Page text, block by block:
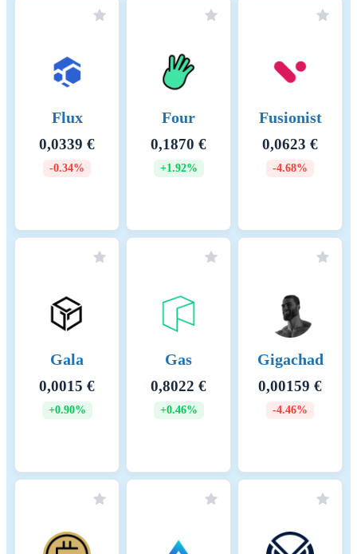
Flux
0,0339 €
-0.34%
Four
0,1870 €
+1.92%
Fusionist
0,0623 €
-4.68%
Gala
0,0015 €
+0.90%
Gas
0,8022 €
+0.46%
Gigachad
0,00159 €
-4.46%